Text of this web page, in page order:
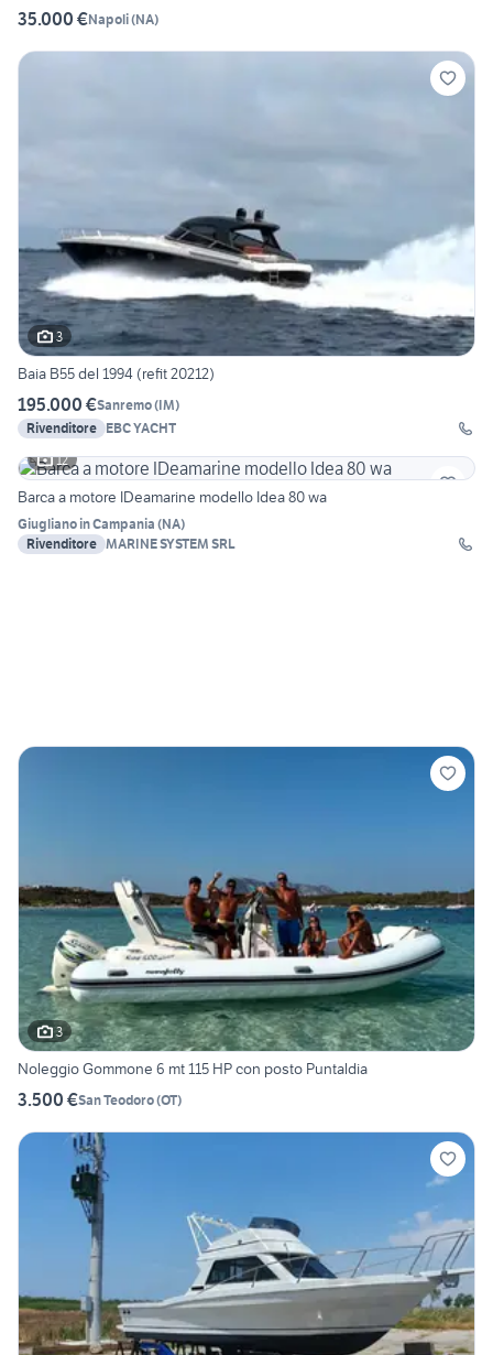
35.000 €Napoli(NA)
3
Baia B55 del 1994 (refit 20212)
195.000 €Sanremo(IM)
Rivenditore EBC YACHT
12
Barca a motore IDeamarine modello Idea 80 wa
Giugliano in Campania (NA)
Rivenditore MARINE SYSTEM SRL
3
Noleggio Gommone 6 mt 115 HP con posto Puntaldia
3.500 €San Teodoro(OT)